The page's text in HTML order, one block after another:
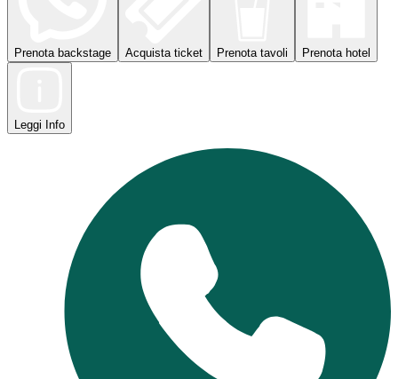
Prenota backstage Acquista ticket Prenota tavoli Prenota hotel
Leggi Info